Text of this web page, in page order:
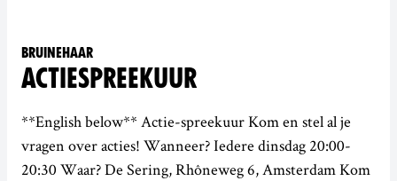
Bruinehaar
ACTIESPREEKUUR
**English below** Actie-spreekuur Kom en stel al je
vragen over acties! Wanneer? Iedere dinsdag 20:00-
20:30 Waar? De Sering, Rhôneweg 6, Amsterdam Kom